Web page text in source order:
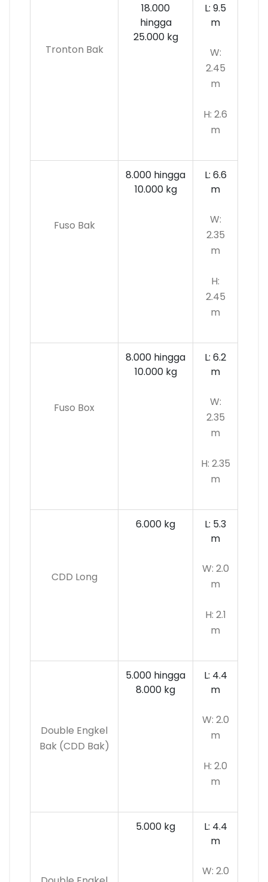
Tronton Bak
18.000
hingga
25.000 kg
L: 9.5
m
W:
2.45
m
H: 2.6
m
Fuso Bak
8.000 hingga
10.000kg
L: 6.6
m
W:
2.35
m
H:
2.45
m
Fuso Box
8.000 hingga
10.000 kg
L: 6.2
m
W:
2.35
m
H: 2.35
m
CDD Long
6.000 kg
L: 5.3
m
W: 2.0
m
H: 2.1
m
Double Engkel
Bak (CDD Bak)
5.000 hingga
8.000 kg
L: 4.4
m
W: 2.0
m
H: 2.0
m
5.000 kg
L: 4.4
m
W: 2.0